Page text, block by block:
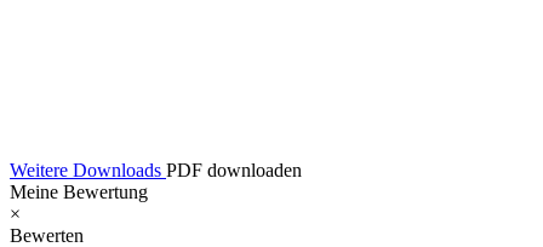
Weitere Downloads PDF downloaden
Meine Bewertung
×
Bewerten